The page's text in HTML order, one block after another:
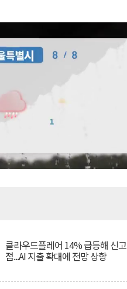
클라우드플레어 14% 급등해 신고
점...AI 지출 확대에 전망 상향